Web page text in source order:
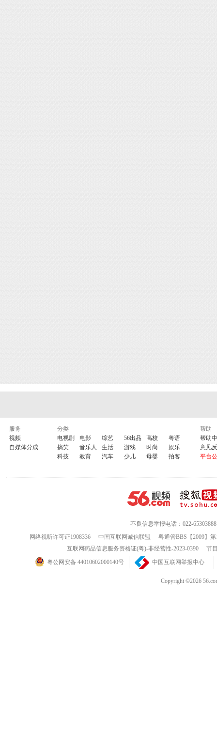
服务
视频
自媒体分成
分类
电视剧
电影 综艺 56出品 高校
粤语
搞笑
音乐人 生活 游戏 时尚
娱乐
科技
教育 汽车 少儿 母婴 拍客
帮助
帮助
意见
平台
不良信息举报电话：022-65303888
网络视听许可证1908336
中国互联网诚信联盟
粤通管BBS【2009】
互联网药品信息服务资格证(粤)-非经营性-2023-0390
节
粤公网安备 44010602000140号
中国互联网举报中心
Copyright ©2026